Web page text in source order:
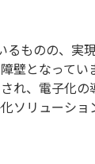
るものの、
壁となってい
れ、電子化
ソリューショ